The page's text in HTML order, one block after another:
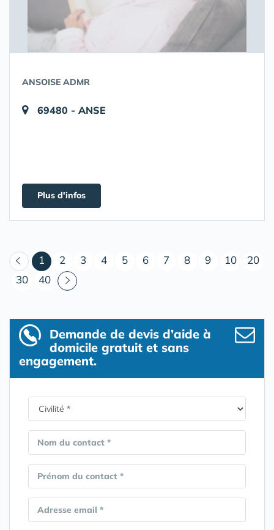
ANSOISE ADMR
69480 - ANSE
Plus d'infos
1 (courant)
2 3 4 5 6 7 8 9 10
20
30
40
Demande de devis d’aide à
domicile gratuit et sans
engagement.
Nom du contact *
Prénom du contact *
Adresse email *